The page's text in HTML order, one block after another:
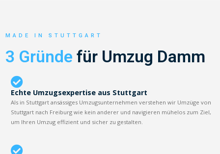
MADE IN STUTTGART
3 Gründe für Umzug Damm
Echte Umzugsexpertise aus Stuttgart
Als in Stuttgart ansässiges Umzugsunternehmen verstehen wir Umzüge von
Stuttgart nach Freiburg wie kein anderer und navigieren mühelos zum Ziel,
um Ihren Umzug effizient und sicher zu gestalten.